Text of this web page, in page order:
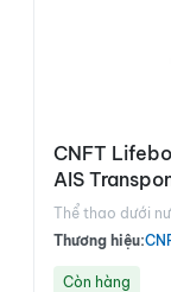
CNFT
AIS
Thể thao dưới
Thương hiệu:
Còn hàng